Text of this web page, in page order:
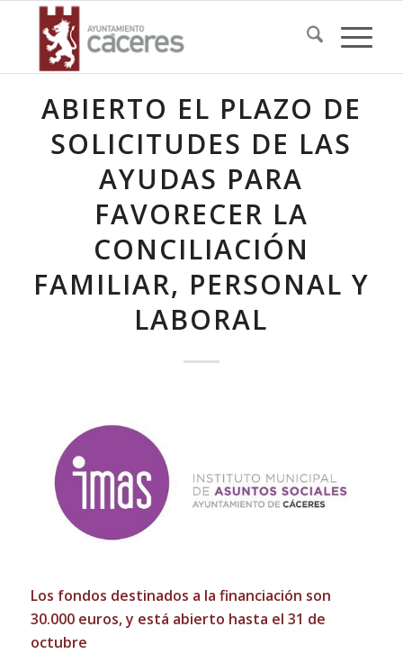
ABIERTO EL PLAZO DE
SOLICITUDES DE LAS
AYUDAS PARA
FAVORECER LA
CONCILIACIÓN
FAMILIAR, PERSONAL Y
LABORAL
Los fondos destinados a la financiación son
30.000 euros, y está abierto hasta el 31 de
octubre